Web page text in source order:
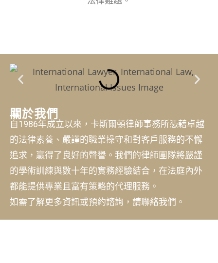
關於我們
自1986年成立以來，卡斯爾頓律師事務所憑藉卓越
的法律素養、嚴謹的職業操守和對客戶服務的不懈
追求，贏得了良好的聲譽。我們的律師團隊將嚴謹
的學術訓練與數十年的實務經驗結合，在法庭內外
都能提供專業且富有策略的代理服務。
如需了解更多資訊或預約諮詢，請聯絡我們。